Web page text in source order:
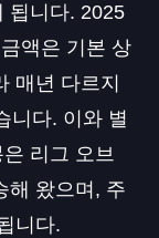
됩니다. 2025
액은 기본 상
매년 다르지
니다. 이와 별
리그 오브
해 왔으며, 주
니다.